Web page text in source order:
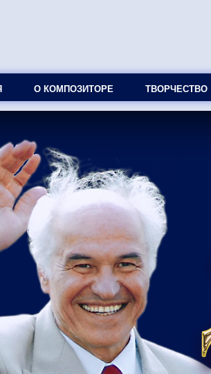
О КОМПОЗИТОРЕ ТВОРЧЕСТВО